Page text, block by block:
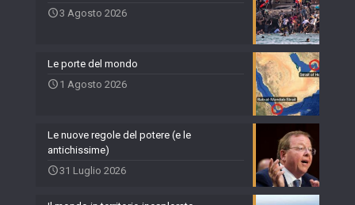
3 Agosto 2026
Le porte del mondo
1 Agosto 2026
Le nuove regole del potere (e le
antichissime)
31 Luglio 2026